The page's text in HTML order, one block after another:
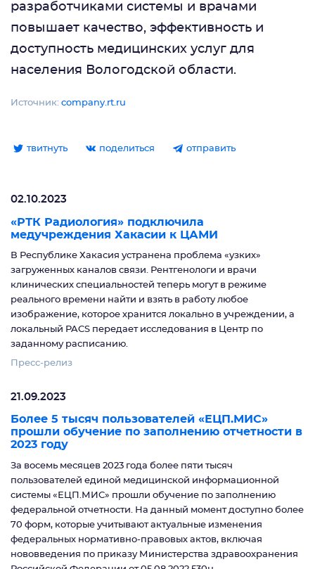
разработчиками системы и врачами
повышает качество, эффективность и
доступность медицинских услуг для
населения Вологодской области.
Источник: company.rt.ru
твитнуть поделиться отправить
02.10.2023
«РТК Радиология» подключила
медучреждения Хакасии к ЦАМИ
В Республике Хакасия устранена проблема «узких»
загруженных каналов связи. Рентгенологи и врачи
клинических специальностей теперь могут в режиме
реального времени найти и взять в работу любое
изображение, которое хранится локально в учреждении, а
локальный PACS передает исследования в Центр по
заданному расписанию.
Пресс-релиз
21.09.2023
Более 5 тысяч пользователей «ЕЦП.МИС»
прошли обучение по заполнению отчетности в
2023 году
За восемь месяцев 2023 года более пяти тысяч
пользователей единой медицинской информационной
системы «ЕЦП.МИС» прошли обучение по заполнению
федеральной отчетности. На данный момент доступно более
70 форм, которые учитывают актуальные изменения
федеральных нормативно-правовых актов, включая
нововведения по приказу Министерства здравоохранения